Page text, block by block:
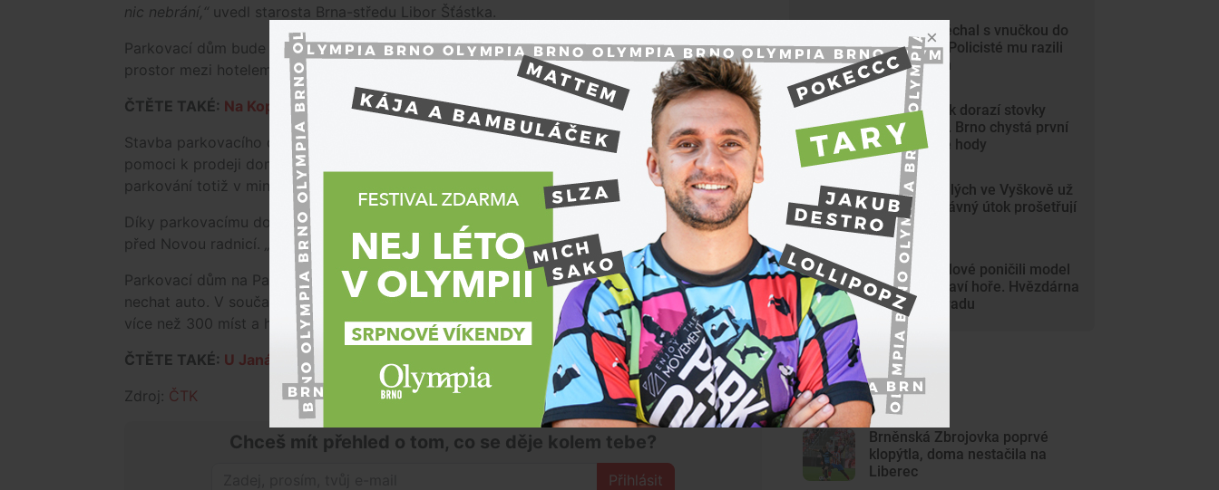
nic nebrání,“ uvedl starosta Brna-středu Libor Šťástka.
Parkovací dům bude mít osm nadzemních a dvě podzemní podlaží a vyplní nevyužitý
prostor mezi hotelem International a Uměleckoprůmyslovým muzeem Moravské galerie.
ČTĚTE TAKÉ: Na Kopečné se staví nový parkovací dům
Stavba parkovacího domu by mohla podle dřívějšího vyjádření primátora Romana Onderky
pomoci k prodeji domu Jalta, který radnice několik let neúspěšně nabízí. Nevyřešené
parkování totiž v minulosti některé zájemce odradilo.
Díky parkovacímu domu bude zřejmě také zrušen parkování na Dominikánském náměstí
před Novou radnicí.
„Prostor tak znovu získá vzhled náměstí,“podotkl Onderka.
Parkovací dům na Panenské není jediným místem v centru Brna, kde budou moci řidiči nově
nechat auto. V současné době rostou podzemní garáže také u Janáčkova divadla. Nabídnou
více než 300 míst a hotové by měly být na začátku roku 2014.
ČTĚTE TAKÉ: U Janáčkova divadla vyrůstá parkovací dům
Zdroj: ČTK
Chceš mít přehled o tom, co se děje kolem tebe?
Přihlásit
Dědeček spěchal s vnučkou do
nemocnice. Policisté mu razili
cestu Brnem
Na Svoboďák dorazí stovky
krojovaných. Brno chystá první
celoměstské hody
Gang nezletilých ve Vyškově už
dořádil. Nedávný útok prošetřují
kriminalisté
Mladí vandalové poničili model
Marsu na Kraví hoře. Hvězdárna
zařídila náhradu
Nejnovější články
Brněnská Zbrojovka poprvé
klopýtla, doma nestačila na
Liberec